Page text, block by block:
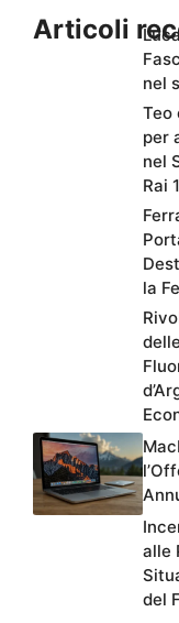
Articoli
nel
Teo
per
nel
Rai 1
la
alle
del